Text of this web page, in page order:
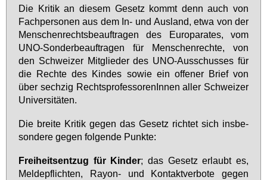
Die Kri­tik an die­sem Ge­setz kommt denn auch von
Fach­per­so­nen aus dem In- und Aus­land, et­wa von der
Men­schen­rechts­be­auf­tra­gen des Eu­ro­pa­ra­tes, vom
UNO-Son­der­be­auf­tra­gen für Men­schen­rech­te, von
den Schwei­zer Mit­glie­der des UNO-Aus­schus­ses für
die Rech­te des Kin­des so­wie ein of­fe­ner Brief von
über sech­zig Rechts­pro­fes­so­ren­In­nen al­ler Schwei­zer
Uni­ver­si­tä­ten.
Die brei­te Kri­tik ge­gen das Ge­setz rich­tet sich ins­be­
son­de­re ge­gen fol­gen­de Punk­te:
Frei­heits­ent­zug für Kin­der; das Ge­setz er­laubt es,
Mel­de­pflich­ten, Rayon- und Kon­takt­ver­bo­te ge­gen